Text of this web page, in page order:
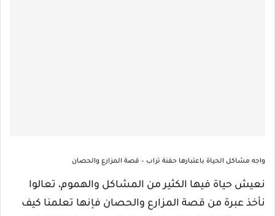
واجه مشاكل الحياة باعتبارها حفنة تراب – قصة المزارع والحصان
نعيش حياة فيها الكثير من المشاكل والهموم، تعالوا
نأخذ عبرة من قصة المزارع والحصان فإنها تعلمنا كيف